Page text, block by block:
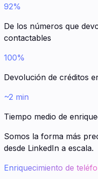
92%
De los números que
contactables
100%
Devolución de créditos
~2 min
Tiempo medio de
Somos la forma más
desde LinkedIn a escala.
Enriquecimiento de